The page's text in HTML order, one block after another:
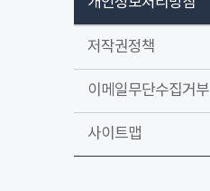
저작권정책
이메일무단수집거부
사이트맵